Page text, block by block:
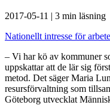
2017-05-11 | 3 min läsning
Nationellt intresse för
– Vi har kö av kommuner
uppskattar att de lär sig
metod. Det säger Maria
resursförvaltning som
Göteborg utvecklat